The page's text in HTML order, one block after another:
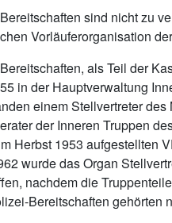
sind nicht zu
Vorläuferorganisation
als Teil der
in der Hauptverwaltung
einem Stellvertreter
der Inneren Truppen
Herbst 1953 aufgestellten
wurde das Organ
nachdem die
Bereitschaften gehörten